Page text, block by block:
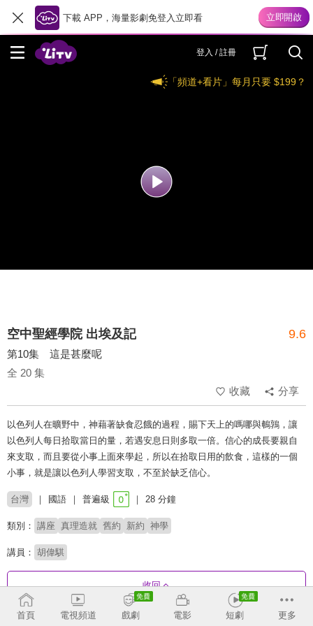
下載 APP，海量影劇免登入立即看
登入 / 註冊
「頻道+看片」每月只要 $199？
空中聖經學院 出埃及記 9.6
第10集 這是甚麼呢
全 20 集
收藏
分享
以色列人在曠野中，神藉著缺食忍餓的過程，賜下天上的嗎哪與鵪鶉，讓
以色列人每日拾取當日的量，若遇安息日則多取一倍。信心的成長要親自
來支取，而且要從小事上面來學起，所以在拾取日用的飲食，這樣的一個
小事，就是讓以色列人學習支取，不至於缺乏信心。
台灣 國語 普遍級 28 分鐘
類別： 講座 真理造就 舊約 新約 神學
講員： 胡偉騏
收回
首頁 電視頻道 戲劇 電影 短劇 更多